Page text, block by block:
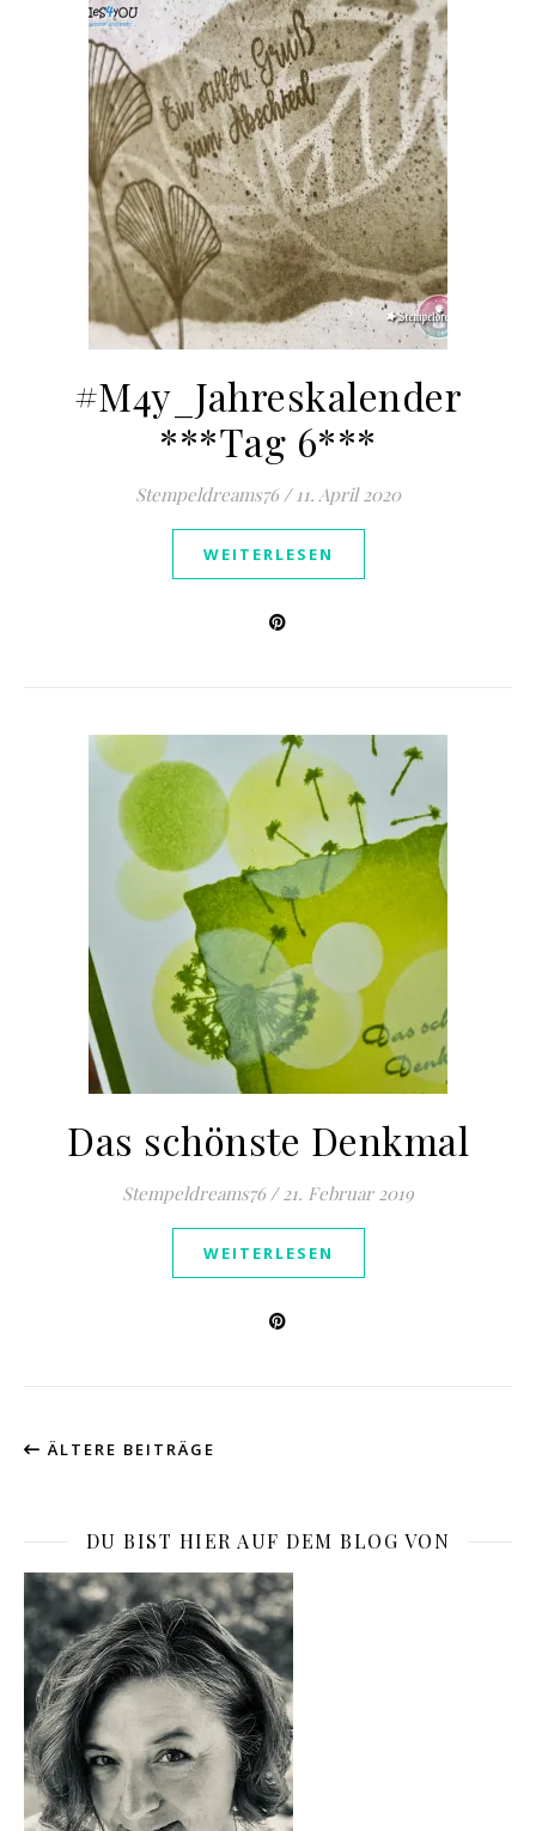
#M4y_Jahreskalender
***Tag 6***
Stempeldreams76 / 11. April 2020
WEITERLESEN
Das schönste Denkmal
Stempeldreams76 / 21. Februar 2019
WEITERLESEN
ÄLTERE BEITRÄGE
DU BIST HIER AUF DEM BLOG VON